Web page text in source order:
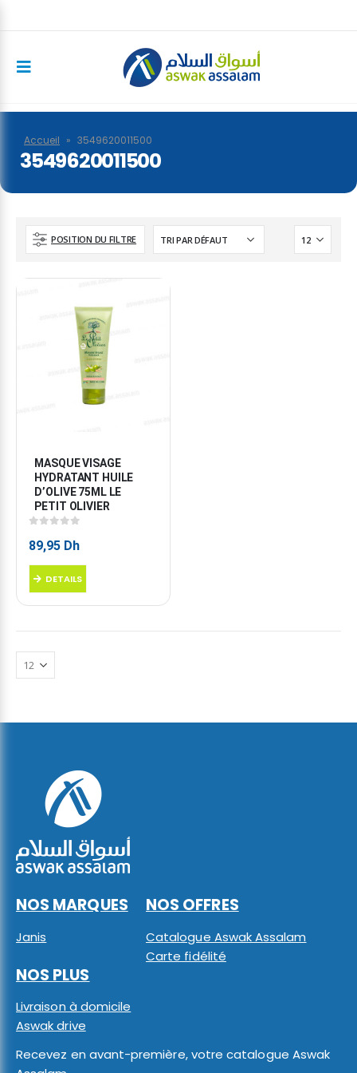
Accueil » 3549620011500
3549620011500
POSITION DU FILTRE
MASQUE VISAGE
HYDRATANT HUILE
D’OLIVE 75ML LE
PETIT OLIVIER
89,95 Dh
DETAILS
NOS MARQUES
Janis
NOS OFFRES
Catalogue Aswak Assalam
Carte fidélité
NOS PLUS
Livraison à domicile
Aswak drive
Recevez en avant-première, votre catalogue Aswak